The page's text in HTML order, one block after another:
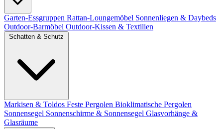
Garten-Essgruppen Rattan-Loungemöbel Sonnenliegen & Daybeds
Outdoor-Barmöbel Outdoor-Kissen & Textilien
Markisen & Toldos Feste Pergolen Bioklimatische Pergolen
Sonnensegel Sonnenschirme & Sonnensegel Glasvorhänge &
Glasräume